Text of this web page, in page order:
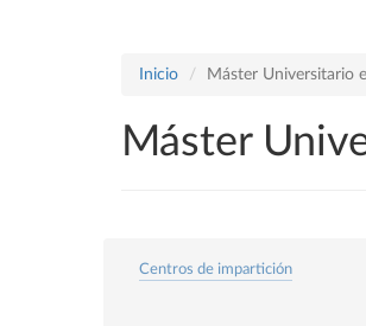
Inicio Máster Universitario
Máster
Centros de impartición